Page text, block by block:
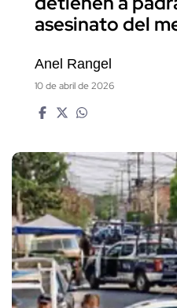
asesinato del
Anel Rangel
10 de abril de 2026